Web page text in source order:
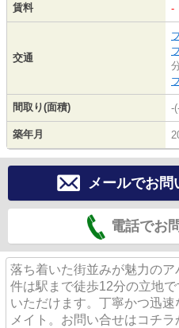
賃料 -
交通
間取り(面積) -
築年月
メールでお問
電話でお
落ち着いた街並みが魅力の
件は駅まで徒歩12分の立地
いただけます。丁寧かつ迅
メイト。お問い合せはコチ